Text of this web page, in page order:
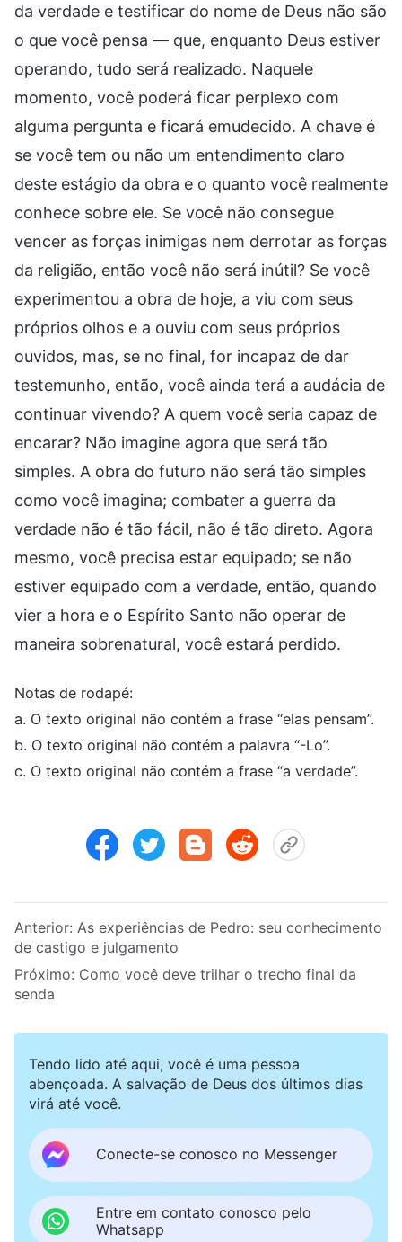
da verdade e testificar do nome de Deus não são
o que você pensa — que, enquanto Deus estiver
operando, tudo será realizado. Naquele
momento, você poderá ficar perplexo com
alguma pergunta e ficará emudecido. A chave é
se você tem ou não um entendimento claro
deste estágio da obra e o quanto você realmente
conhece sobre ele. Se você não consegue
vencer as forças inimigas nem derrotar as forças
da religião, então você não será inútil? Se você
experimentou a obra de hoje, a viu com seus
próprios olhos e a ouviu com seus próprios
ouvidos, mas, se no final, for incapaz de dar
testemunho, então, você ainda terá a audácia de
continuar vivendo? A quem você seria capaz de
encarar? Não imagine agora que será tão
simples. A obra do futuro não será tão simples
como você imagina; combater a guerra da
verdade não é tão fácil, não é tão direto. Agora
mesmo, você precisa estar equipado; se não
estiver equipado com a verdade, então, quando
vier a hora e o Espírito Santo não operar de
maneira sobrenatural, você estará perdido.
Notas de rodapé:
a. O texto original não contém a frase “elas pensam”.
b. O texto original não contém a palavra “-Lo”.
c. O texto original não contém a frase “a verdade”.
Anterior: As experiências de Pedro: seu conhecimento
de castigo e julgamento
Próximo: Como você deve trilhar o trecho final da
senda
Tendo lido até aqui, você é uma pessoa
abençoada. A salvação de Deus dos últimos dias
virá até você.
Conecte-se conosco no Messenger
Entre em contato conosco pelo
Whatsapp